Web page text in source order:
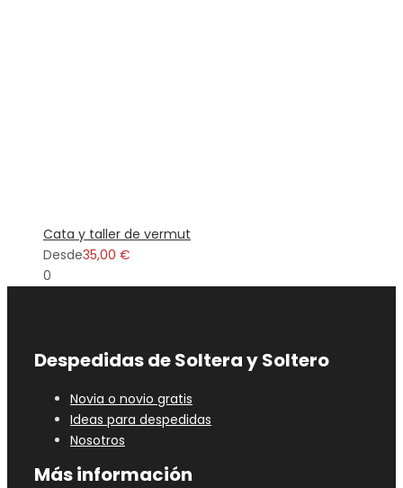
Cata y taller de vermut
Desde35,00 €
0
Despedidas de Soltera y Soltero
Novia o novio gratis
Ideas para despedidas
Nosotros
Más información